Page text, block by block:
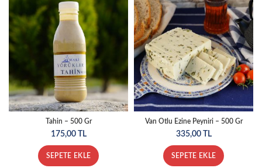
Tahin – 500 Gr
175,00 TL
SEPETE EKLE
Van Otlu Ezine Peyniri – 500 Gr
335,00 TL
SEPETE EKLE